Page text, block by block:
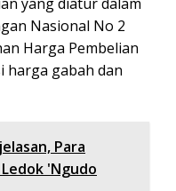
Nasional No 2
Harga Pembelian
harga gabah dan
Para
'Ngudo